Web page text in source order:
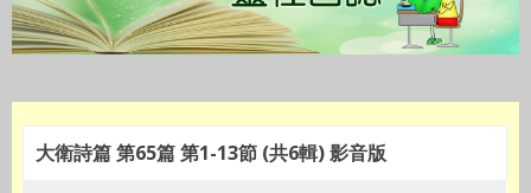
大衛詩篇 第65篇 第1-13節 (共6輯) 影音版